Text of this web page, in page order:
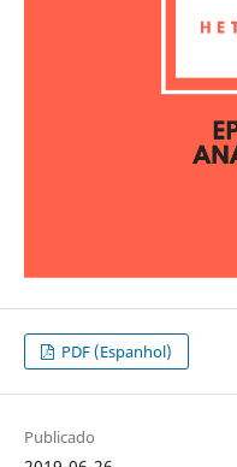
PDF (Espanhol)
Publicado